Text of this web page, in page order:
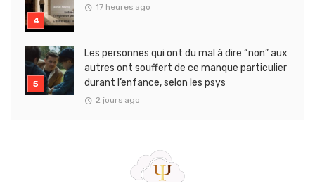
17 heures ago
Les personnes qui ont du mal à dire “non” aux
autres ont souffert de ce manque particulier
durant l’enfance, selon les psys
2 jours ago